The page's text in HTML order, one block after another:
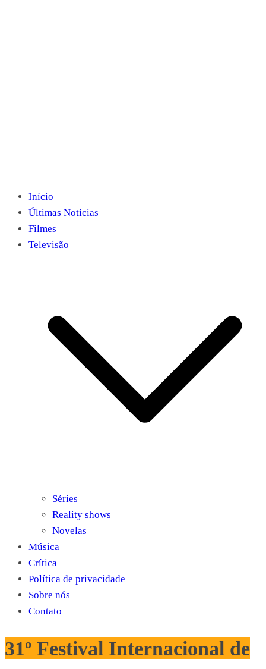
Início
Últimas Notícias
Filmes
Televisão
Séries
Reality shows
Novelas
Música
Crítica
Política de privacidade
Sobre nós
Contato
31º Festival Internacional de